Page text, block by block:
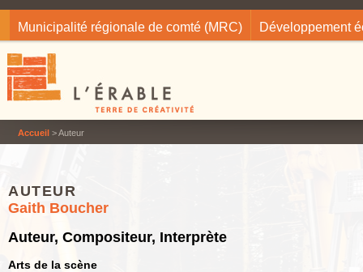
Municipalité régionale de comté (MRC) Développement
Accueil > Auteur
AUTEUR
Gaith Boucher
Auteur, Compositeur, Interprète
Arts de la scène